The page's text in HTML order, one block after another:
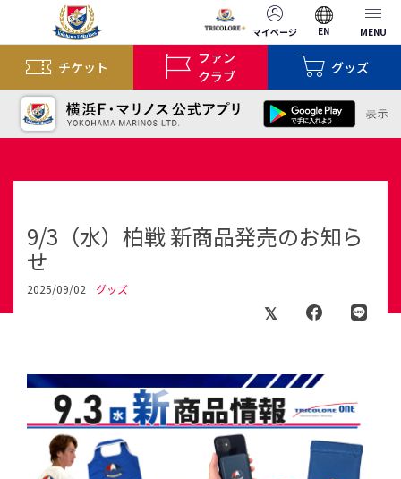
マイページ EN MENU
チケット
ファン
クラブ
グッズ
9/3（水）柏戦 新商品発売のお知ら
せ
2025/09/02 グッズ